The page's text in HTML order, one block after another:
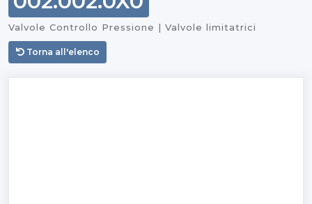
Valvole Controllo Pressione | Valvole limitatrici
Torna all'elenco